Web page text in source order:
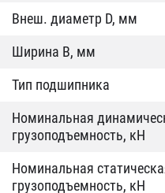
Внеш. диаметр D, мм
Ширина B, мм
Тип подшипника
Номинальная
грузоподъемность, кН
Номинальная
грузоподъемность, кН